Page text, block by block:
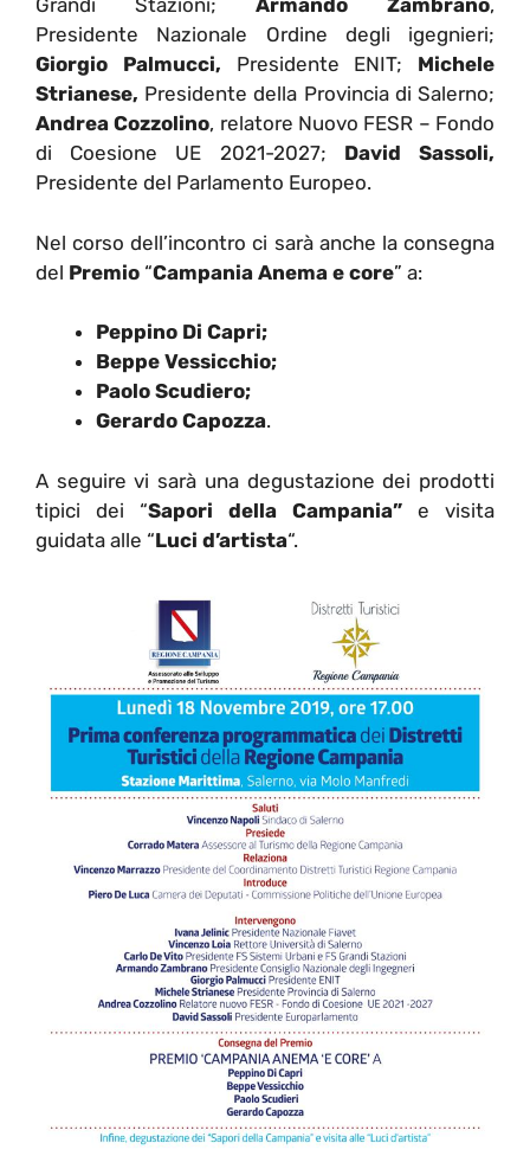
Grandi Stazioni; Armando Zambrano,
Presidente Nazionale Ordine degli igegnieri;
Giorgio Palmucci, Presidente ENIT; Michele
Strianese, Presidente della Provincia di Salerno;
Andrea Cozzolino, relatore Nuovo FESR – Fondo
di Coesione UE 2021-2027; David Sassoli,
Presidente del Parlamento Europeo.
Nel corso dell’incontro ci sarà anche la consegna
del Premio “Campania Anema e core” a:
Peppino Di Capri;
Beppe Vessicchio;
Paolo Scudiero;
Gerardo Capozza.
A seguire vi sarà una degustazione dei prodotti
tipici dei “Sapori della Campania” e visita
guidata alle “Luci d’artista“.